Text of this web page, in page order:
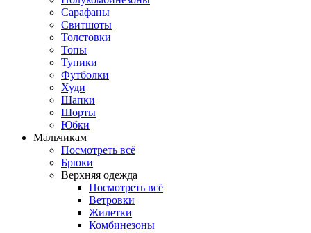
Сарафаны
Свитшоты
Толстовки
Топы
Туники
Футболки
Худи
Шапки
Шорты
Юбки
Мальчикам
Посмотреть всё
Брюки
Верхняя одежда
Посмотреть всё
Ветровки
Жилетки
Комбинезоны